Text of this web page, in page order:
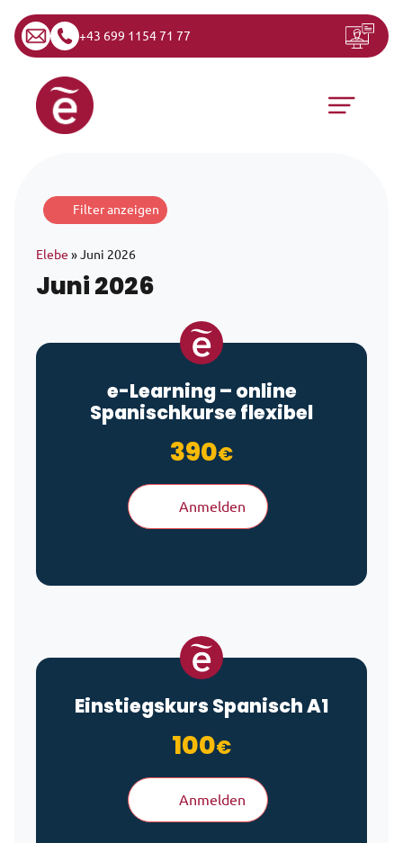
+43 699 1154 71 77
Zum Inhalt springen
Hauptnavigation
Filter anzeigen
Elebe »Juni 2026
Juni 2026
e-Learning– online
Spanischkurse flexibel
390€
Anmelden
Einstiegskurs Spanisch A1
100€
Anmelden